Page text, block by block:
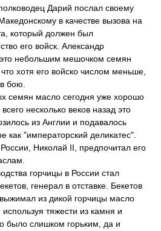
Дарий послал своему
в качестве вызова на
который должен был
его войск. Александр
небольшим мешочком семян
хотя его войско числом меньше,
бою.
семян масло сегодня уже хорошо
несколько веков назад это
из Англии и подавалось
как "императорский деликатес".
Николай II, предпочитал его
горчицы в России стал
генерал в отставке. Бекетов
из дикой горчицы масло
тяжести из камня и
было слишком горьким, да и